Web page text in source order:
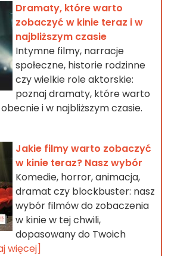
Dramaty, które warto
zobaczyć w kinie teraz i w
najbliższym czasie
Intymne filmy, narracje
społeczne, historie rodzinne
czy wielkie role aktorskie:
poznaj dramaty, które warto
i w najbliższym czasie.
Jakie filmy warto zobaczyć
w kinie teraz? Nasz wybór
Komedie, horror, animacja,
dramat czy blockbuster: nasz
wybór filmów do zobaczenia
w kinie w tej chwili,
dopasowany do Twoich
więcej]